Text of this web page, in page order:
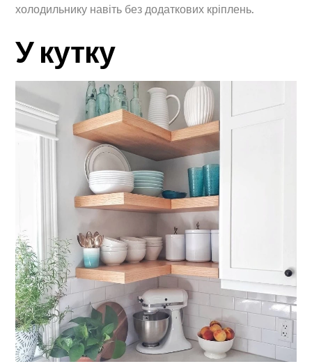
холодильнику навіть без додаткових кріплень.
У кутку